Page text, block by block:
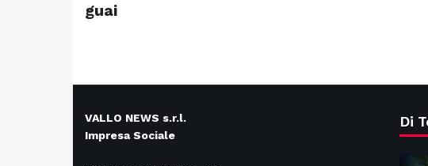
guai
VALLO NEWS s.r.l.
Impresa Sociale
Di